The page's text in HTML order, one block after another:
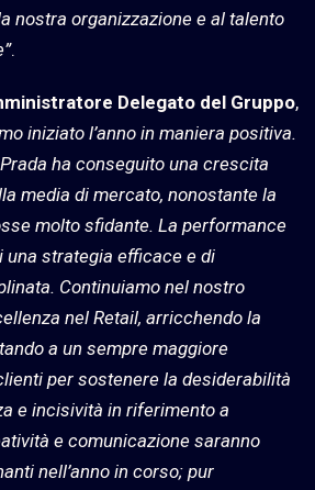
nostra organizzazione e al talento
.
Delegato del Gruppo,
iniziato l’anno in maniera positiva.
ha conseguito una crescita
media di mercato, nonostante la
molto sfidante. La performance
una strategia efficace e di
Continuiamo nel nostro
nel Retail, arricchendo la
a un sempre maggiore
per sostenere la desiderabilità
e incisività in riferimento a
e comunicazione saranno
nell’anno in corso; pur